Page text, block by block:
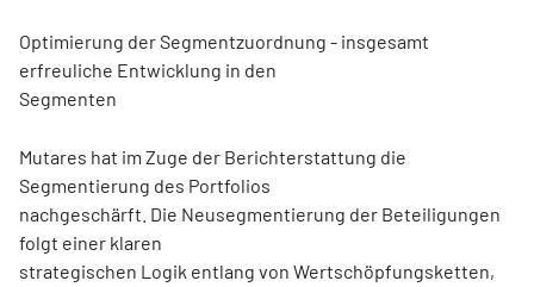
Optimierung der Segmentzuordnung - insgesamt
erfreuliche Entwicklung in den
Segmenten
Mutares hat im Zuge der Berichterstattung die
Segmentierung des Portfolios
nachgeschärft. Die Neusegmentierung der Beteiligungen
folgt einer klaren
strategischen Logik entlang von Wertschöpfungsketten,